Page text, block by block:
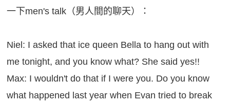
Cengage TED Talks
一下men's talk（男人間的聊天）：
Niel: I asked that ice queen Bella to hang out with
me tonight, and you know what? She said yes!!
Max: I wouldn't do that if I were you. Do you know
what happened last year when Evan tried to break